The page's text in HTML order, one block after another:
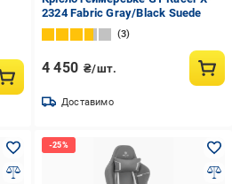
2324 Fabric Gray/Black Suede
3
4 450 ₴/шт.
Доставимо